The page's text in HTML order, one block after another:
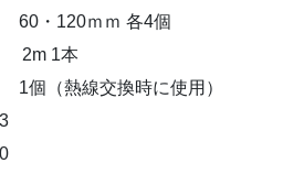
・120ｍｍ 各4個
1本
熱線交換時に使用）